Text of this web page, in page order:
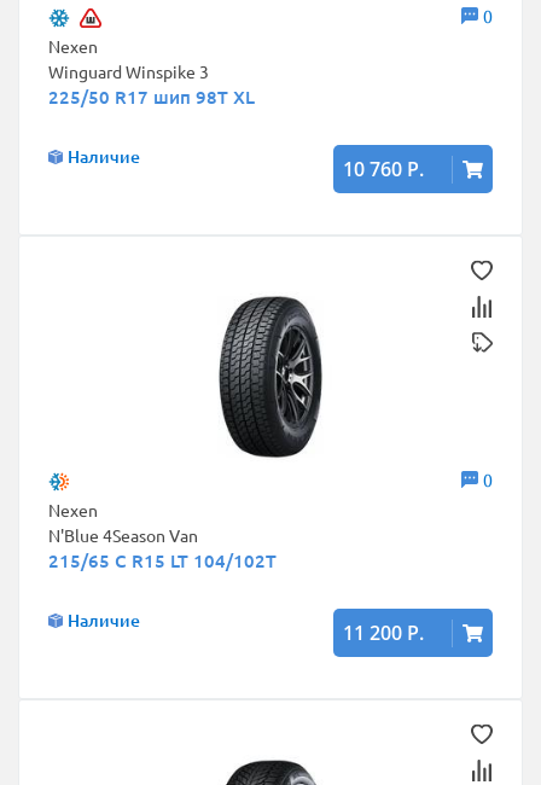
0
Nexen
Winguard Winspike 3
225/50 R17 шип 98T XL
Наличие 10 760 Р.
0
Nexen
N'Blue 4Season Van
215/65 C R15 LT 104/102T
Наличие 11 200 Р.